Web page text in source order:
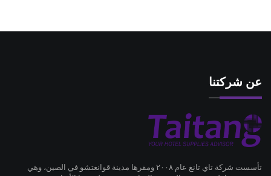
عن شركتنا
تأسست شركة تاي تانغ عام ٢٠٠٨ ومقرها مدينة قوانغتشو في الصين، وهي